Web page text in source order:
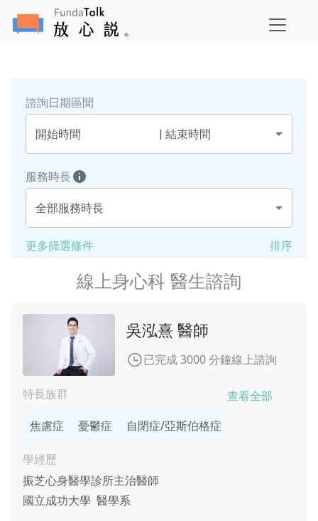
諮詢日期區間
開始時間 |結束時間
服務時長
全部服務時長
更多篩選條件 排序
線上身心科 醫生諮詢
吳泓熹 醫師
已完成 3000 分鐘線上諮詢
特長族群
查看全部
焦慮症
憂鬱症 自閉症/亞斯伯格症
學經歷
振芝心身醫學診所主治醫師
國立成功大學 醫學系